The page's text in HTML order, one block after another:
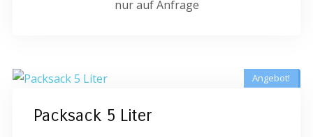
nur auf Anfrage
Angebot!
Packsack 5 Liter